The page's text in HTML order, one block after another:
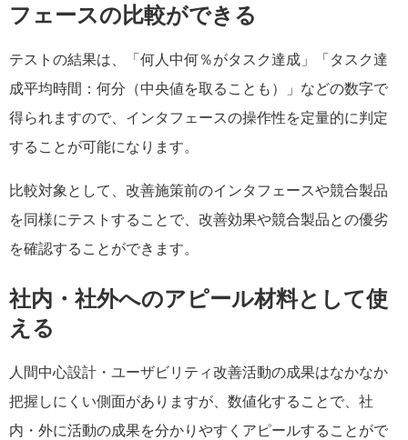
フェースの比較ができる
テストの結果は、「何人中何％がタスク達成」「タスク達
成平均時間：何分（中央値を取ることも）」などの数字で
得られますので、インタフェースの操作性を定量的に判定
することが可能になります。
比較対象として、改善施策前のインタフェースや競合製品
を同様にテストすることで、改善効果や競合製品との優劣
を確認することができます。
社内・社外へのアピール材料として使
える
人間中心設計・ユーザビリティ改善活動の成果はなかなか
把握しにくい側面がありますが、数値化することで、社
内・外に活動の成果を分かりやすくアピールすることがで